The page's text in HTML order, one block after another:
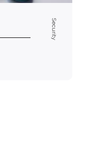
Security